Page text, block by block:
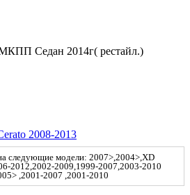
Седан 2014г( рестайл.)
2008-2013
следующие модели: 2007>,2004>,XD
2012,2002-2009,1999-2007,2003-2010
,2001-2007 ,2001-2010